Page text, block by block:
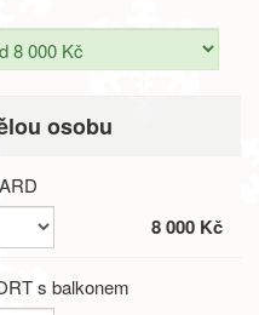
osobu
8 000 Kč
s balkonem